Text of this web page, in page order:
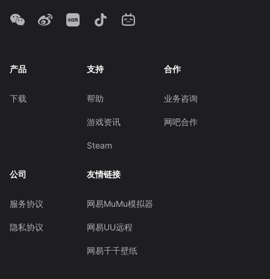
产品
下载
支持
帮助
游戏资讯
Steam
合作
业务咨询
网吧合作
公司
服务协议
隐私协议
友情链接
网易MuMu模拟器
网易UU远程
网易千千壁纸